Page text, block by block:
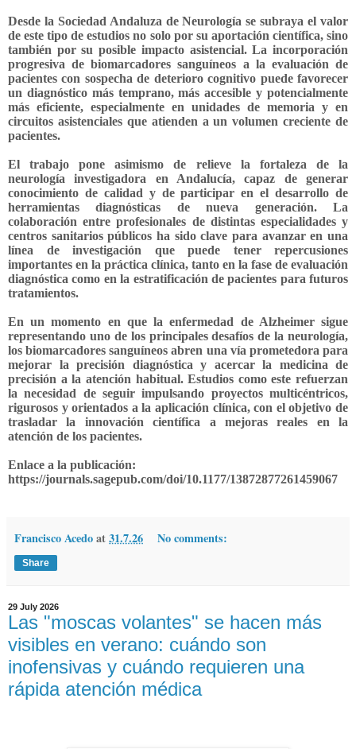
Desde la Sociedad Andaluza de Neurología se subraya el valor
de este tipo de estudios no solo por su aportación científica, sino
también por su posible impacto asistencial. La incorporación
progresiva de biomarcadores sanguíneos a la evaluación de
pacientes con sospecha de deterioro cognitivo puede favorecer
un diagnóstico más temprano, más accesible y potencialmente
más eficiente, especialmente en unidades de memoria y en
circuitos asistenciales que atienden a un volumen creciente de
pacientes.
El trabajo pone asimismo de relieve la fortaleza de la
neurología investigadora en Andalucía, capaz de generar
conocimiento de calidad y de participar en el desarrollo de
herramientas diagnósticas de nueva generación. La
colaboración entre profesionales de distintas especialidades y
centros sanitarios públicos ha sido clave para avanzar en una
línea de investigación que puede tener repercusiones
importantes en la práctica clínica, tanto en la fase de evaluación
diagnóstica como en la estratificación de pacientes para futuros
tratamientos.
En un momento en que la enfermedad de Alzheimer sigue
representando uno de los principales desafíos de la neurología,
los biomarcadores sanguíneos abren una vía prometedora para
mejorar la precisión diagnóstica y acercar la medicina de
precisión a la atención habitual. Estudios como este refuerzan
la necesidad de seguir impulsando proyectos multicéntricos,
rigurosos y orientados a la aplicación clínica, con el objetivo de
trasladar la innovación científica a mejoras reales en la
atención de los pacientes.
Enlace a la publicación:
https://journals.sagepub.com/doi/10.1177/13872877261459067
Francisco Acedoat31.7.26 No comments:
Share
29 July 2026
Las "moscas volantes" se hacen más
visibles en verano: cuándo son
inofensivas y cuándo requieren una
rápida atención médica